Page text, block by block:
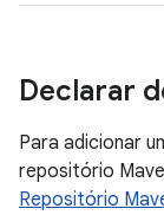
Declarar
Para adicionar
repositório
Repositório